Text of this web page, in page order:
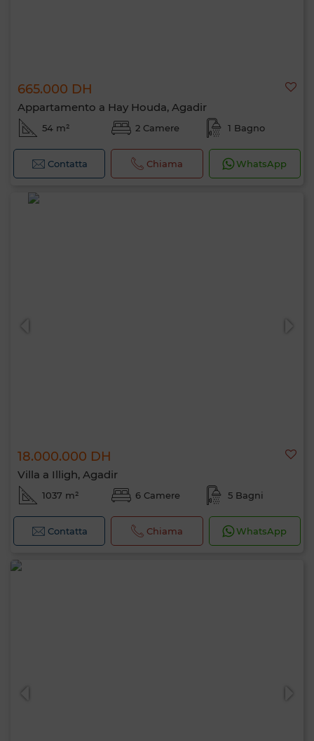
665.000 DH
Appartamento a Hay Houda, Agadir
54 m² 2 Camere 1 Bagno
Contatta Chiama WhatsApp
18.000.000 DH
Villa a Illigh, Agadir
1037 m² 6 Camere 5 Bagni
Contatta Chiama WhatsApp